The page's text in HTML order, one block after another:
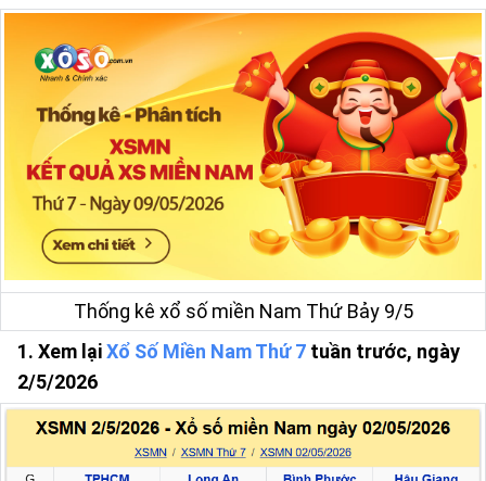
Thống kê xổ số miền Nam Thứ Bảy 9/5
1. Xem lạiXổ Số Miền Nam Thứ 7 tuần trước, ngày
2/5/2026